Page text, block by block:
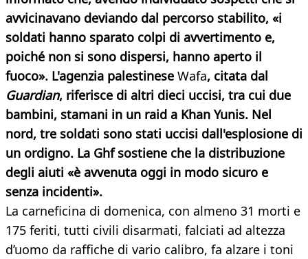
avvicinavano deviando dal percorso stabilito, «i
soldati hanno sparato colpi di avvertimento e,
poiché non si sono dispersi, hanno aperto il
fuoco». L'agenzia palestinese Wafa, citata dal
Guardian, riferisce di altri dieci uccisi, tra cui due
bambini, stamani in un raid a Khan Yunis. Nel
nord, tre soldati sono stati uccisi dall'esplosione di
un ordigno. La Ghf sostiene che la distribuzione
degli aiuti «è avvenuta oggi in modo sicuro e
senza incidenti».
La carneficina di domenica, con almeno 31 morti e
175 feriti, tutti civili disarmati, falciati ad altezza
d’uomo da raffiche di vario calibro, fa alzare i toni